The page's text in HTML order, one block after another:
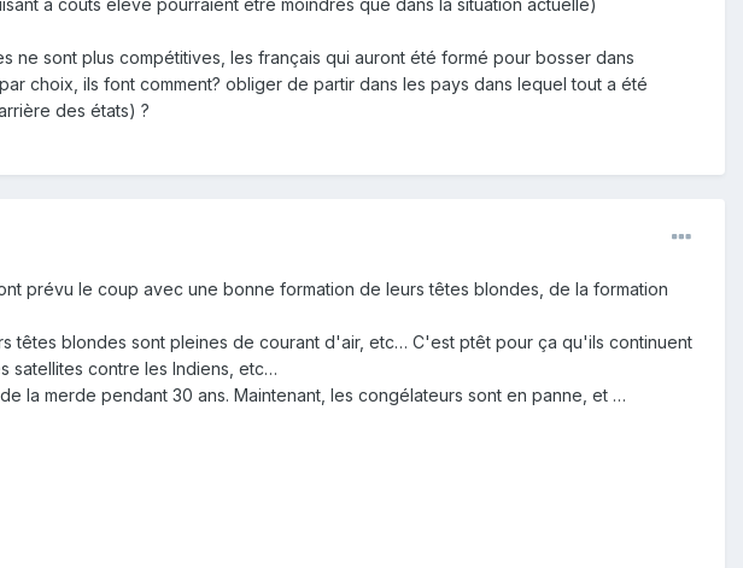
à coûts élevé pourraient etre moindres que dans la situation actuelle)
sont plus compétitives, les français qui auront été formé pour bosser dans
choix, ils font comment? obliger de partir dans les pays dans lequel tout a été
des états) ?
prévu le coup avec une bonne formation de leurs têtes blondes, de la formation
têtes blondes sont pleines de courant d'air, etc… C'est ptêt pour ça qu'ils continuent
satellites contre les Indiens, etc…
la merde pendant 30 ans. Maintenant, les congélateurs sont en panne, et …